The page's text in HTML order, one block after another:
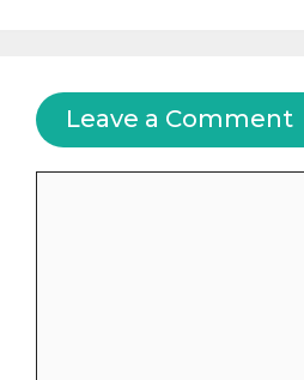
Leave a Comment